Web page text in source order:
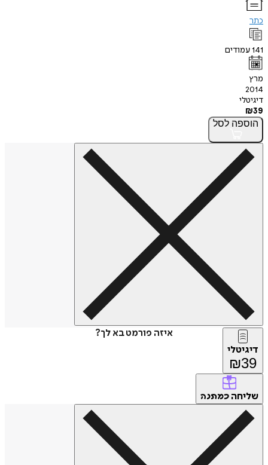
כתר
141עמודים
מרץ
2014
דיגיטלי
₪39
הוספה לסל
איזה פורמט בא לך?
דיגיטלי
₪39
שליחה כמתנה